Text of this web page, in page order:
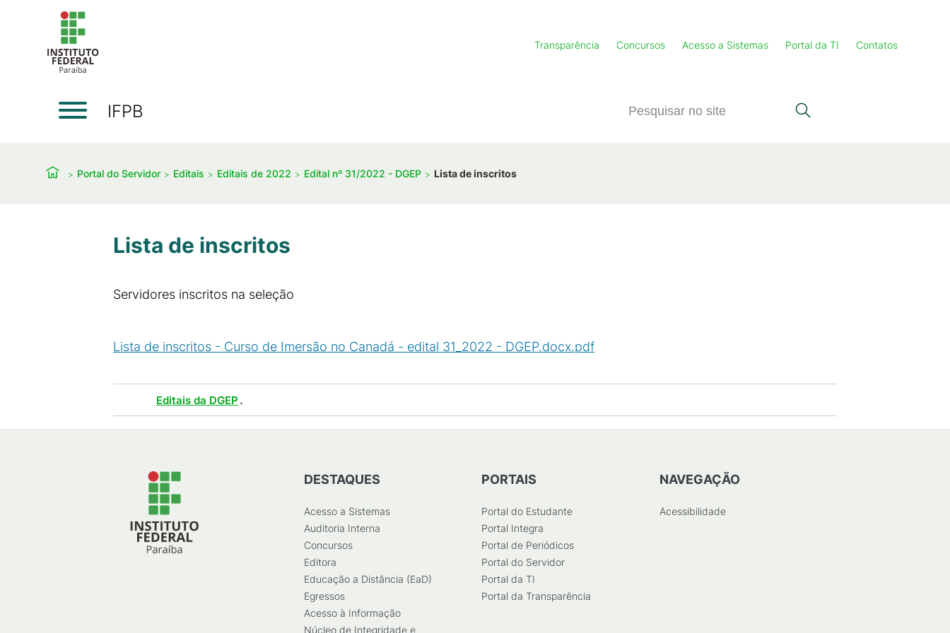
Transparência Concursos Acesso a Sistemas Portal da TI Contatos
IFPB
Portal do Servidor Editais Editais de 2022 Edital nº 31/2022 - DGEP Lista de inscritos
Lista de inscritos
Servidores inscritos na seleção
Lista de inscritos - Curso de Imersão no Canadá - edital 31_2022 - DGEP.docx.pdf
Editais da DGEP .
DESTAQUES
Acesso a Sistemas
Auditoria Interna
Concursos
Editora
Educação a Distância (EaD)
Egressos
Acesso à Informação
Núcleo de Integridade e
PORTAIS
Portal do Estudante
Portal Integra
Portal de Periódicos
Portal do Servidor
Portal da TI
Portal da Transparência
NAVEGAÇÃO
Acessibilidade